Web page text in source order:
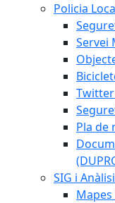
Policia
Servei
Pla de
SIG i